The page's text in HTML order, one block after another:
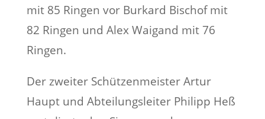
mit 85 Ringen vor Burkard Bischof mit
82 Ringen und Alex Waigand mit 76
Ringen.
Der zweiter Schützenmeister Artur
Haupt und Abteilungsleiter Philipp Heß